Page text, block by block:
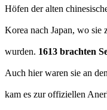
Höfen der alten
Korea nach Japan, wo sie
wurden. 1613 brachten
Auch hier waren sie an
kam es zur offiziellen